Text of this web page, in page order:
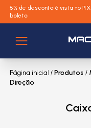
5% de desconto à vista no
boleto
Página inicial /Produtos /
Direção